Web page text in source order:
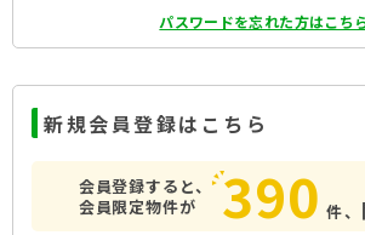
パスワードを忘れた方はこち
新規会員登録はこちら
会員登録すると、
会員限定物件が
390 件、